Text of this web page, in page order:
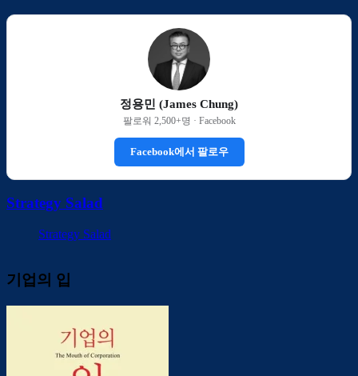
정용민 (James Chung)
팔로워 2,500+명 · Facebook
Facebook에서 팔로우
Strategy Salad
Strategy Salad
기업의 입